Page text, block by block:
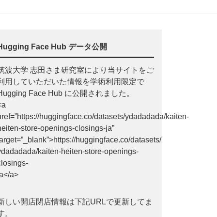
Face Hub データ公開
波大学 志田さま研究室により当サイトをご
用していただいた情報を学術利用限定で
Face Hub に公開されました。
huggingface.co/datasets/ydadadada/kaiten-
store-openings-closings-ja”
huggingface.co/datasets/
kaiten-heiten-store-openings-
a>
しい開店閉店情報は下記URLで更新してま
。